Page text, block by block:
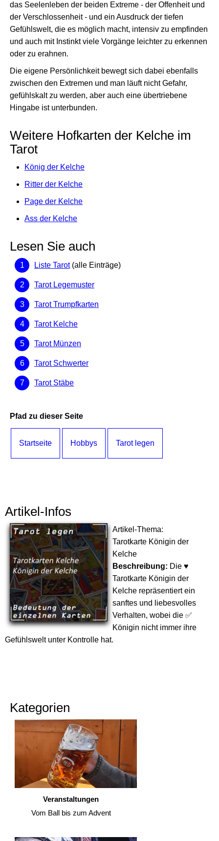
das Seelenleben der beiden Extreme - der Offenheit und
der Verschlossenheit - und ein Ausdruck der tiefen
Gefühlswelt, die es möglich macht, intensiv zu empfinden
und auch mit Instinkt viele Vorgänge leichter zu erkennen
oder zu erahnen.
Die eigene Persönlichkeit bewegt sich dabei ebenfalls
zwischen den Extremen und man läuft nicht Gefahr,
gefühlskalt zu werden, aber auch eine übertriebene
Hingabe ist unterbunden.
Weitere Hofkarten der Kelche im
Tarot
König der Kelche
Ritter der Kelche
Page der Kelche
Ass der Kelche
Lesen Sie auch
Liste Tarot(alle Einträge)
Tarot Legemuster
Tarot Trumpfkarten
Tarot Kelche
Tarot Münzen
Tarot Schwerter
Tarot Stäbe
Pfad zu dieser Seite
Startseite Hobbys Tarot legen
Artikel-Infos
Artikel-Thema:
Tarotkarte Königin der
Kelche
Beschreibung: Die ♥
Tarotkarte Königin der
Kelche repräsentiert ein
sanftes und liebesvolles
Verhalten, wobei die ✅
Königin nicht immer ihre
Gefühlswelt unter Kontrolle hat.
Kategorien
Veranstaltungen
Vom Ball bis zum Advent